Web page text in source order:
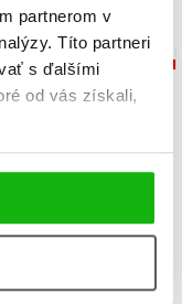
partnerom v
Títo partneri
s ďalšími
od vás získali,